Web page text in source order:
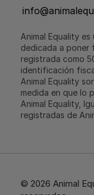
Animal Equality
dedicada a poner
registrada como
identificación
Animal Equality
medida en que lo
Animal Equality,
registradas de
© 2026 Animal